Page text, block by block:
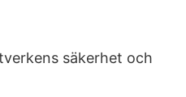
säkerhet och